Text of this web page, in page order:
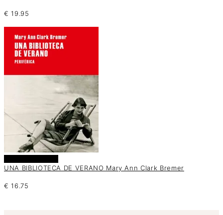
€ 19.95
UNA BIBLIOTECA DE VERANO Mary Ann Clark Bremer
€ 16.75